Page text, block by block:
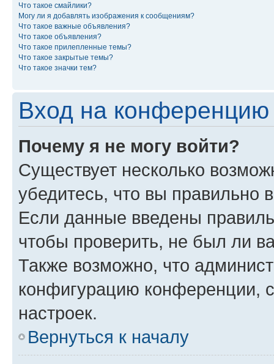
Что такое смайлики?
Могу ли я добавлять изображения к сообщениям?
Что такое важные объявления?
Что такое объявления?
Что такое прилепленные темы?
Что такое закрытые темы?
Что такое значки тем?
Вход на конференцию
Почему я не могу войти?
Существует несколько
убедитесь, что вы правильно
Если данные введены
чтобы проверить, не был ли
Также возможно, что
конфигурацию конференции,
настроек.
Вернуться к началу